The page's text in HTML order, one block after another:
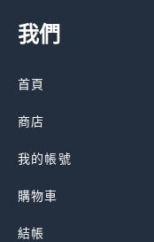
我們
首頁
商店
我的帳號
購物車
結帳